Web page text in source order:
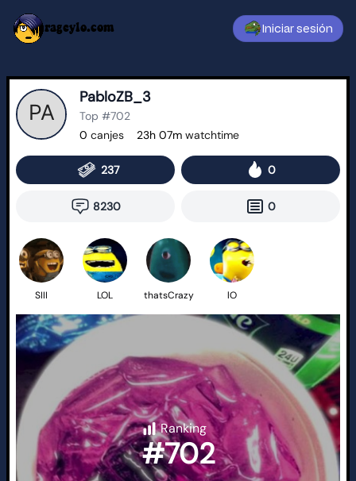
rageylo.com Iniciar sesión
PabloZB_3
Top #702
0 canjes 23h 07m watchtime
237 0
8230 0
SIII LOL thatsCrazy lO
Ranking
#702